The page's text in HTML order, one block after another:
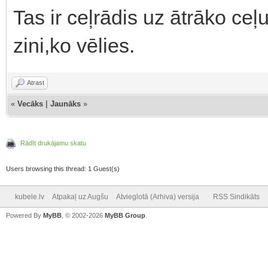
Tas ir ceļrādis uz ātrāko
zini,ko vēlies.
Atrast
« Vecāks Jaunāks »
Rādīt drukājamu skatu
Users browsing this thread: 1 Guest(s)
kubele.lv Atpakaļ uz Augšu Atvieglotā (Arhiva) versija RSS Sindikāts
Powered By MyBB , © 2002-2026 MyBB Group